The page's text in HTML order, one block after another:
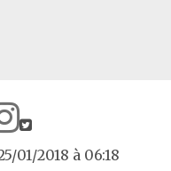
01/2018 à 06:18